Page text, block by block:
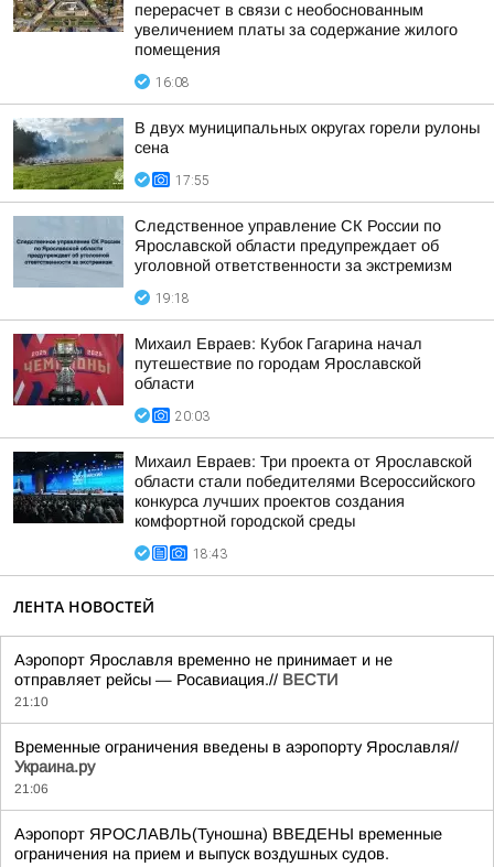
перерасчет в связи с необоснованным
увеличением платы за содержание жилого
помещения
16:08
В двух муниципальных округах горели рулоны
сена
17:55
Следственное управление СК России по
Ярославской области предупреждает об
уголовной ответственности за экстремизм
19:18
Михаил Евраев: Кубок Гагарина начал
путешествие по городам Ярославской
области
20:03
Михаил Евраев: Три проекта от Ярославской
области стали победителями Всероссийского
конкурса лучших проектов создания
комфортной городской среды
18:43
ЛЕНТА НОВОСТЕЙ
Аэропорт Ярославля временно не принимает и не
отправляет рейсы — Росавиация.// ВЕСТИ
21:10
Временные ограничения введены в аэропорту Ярославля//
Украина.ру
21:06
Аэропорт ЯРОСЛАВЛЬ(Туношна) ВВЕДЕНЫ временные
ограничения на прием и выпуск воздушных судов.